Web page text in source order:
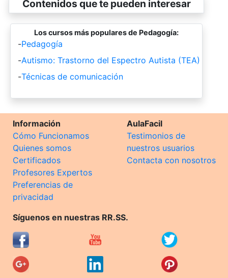
Contenidos que te pueden interesar
Los cursos más populares de Pedagogía:
-Pedagogía
-Autismo: Trastorno del Espectro Autista (TEA)
-Técnicas de comunicación
Información
Cómo Funcionamos
Quienes somos
Certificados
Profesores Expertos
Preferencias de
privacidad
AulaFacil
Testimonios de
nuestros usuarios
Contacta con nosotros
Síguenos en nuestras RR.SS.